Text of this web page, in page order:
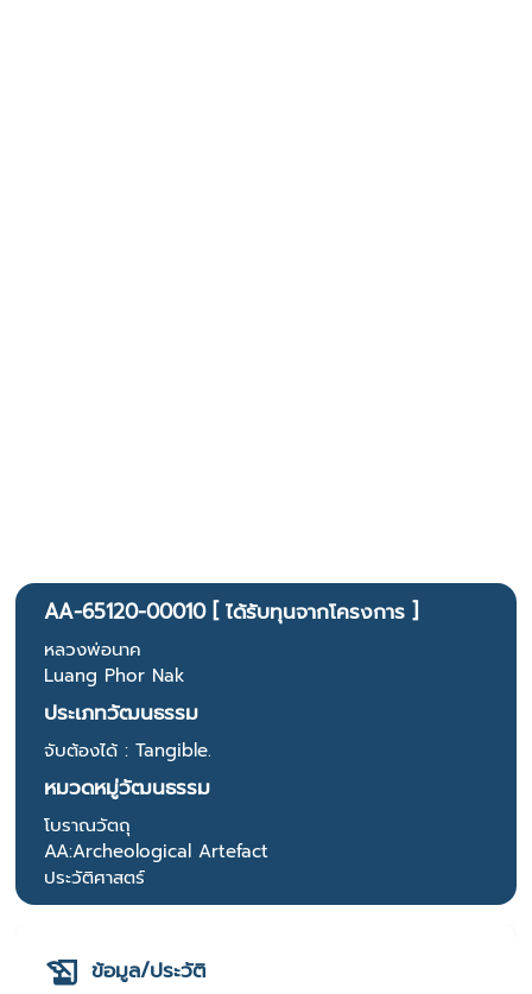
AA-65120-00010 [ ได้รับทุนจากโครงการ ]
หลวงพ่อนาค
Luang Phor Nak
ประเภทวัฒนธรรม
จับต้องได้ : Tangible.
หมวดหมู่วัฒนธรรม
โบราณวัตถุ
AA:Archeological Artefact
ประวัติศาสตร์
ข้อมูล/ประวัติ